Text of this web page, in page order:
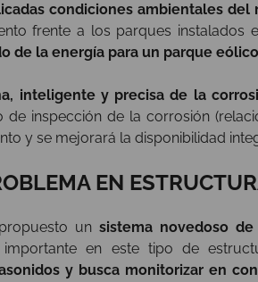
condiciones ambientales del
frente a los parques instalados
de la energía para un parque eólico
inteligente y precisa de la
inspección de la corrosión
y se mejorará la disponibilidad
EN
unsistema novedoso
en este tipo de
y busca monitorizar en